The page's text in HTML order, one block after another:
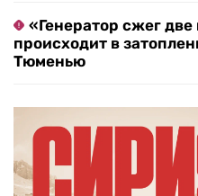
«Генератор сжег
происходит в
Тюменью